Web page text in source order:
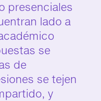
presenciales
lado a
se
de
se tejen
y